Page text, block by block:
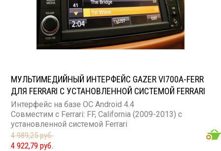
МУЛЬТИМЕДИЙНЫЙ ИНТЕРФЕЙС GAZER VI700A-FERR
ДЛЯ FERRARI С УСТАНОВЛЕННОЙ СИСТЕМОЙ FERRARI
Интерфейс на базе ОС Android 4.4
Совместим с Ferrari: FF, California (2009-2013) с
установленной системой Ferrari
4 989,25 руб.
4 922,79 руб.